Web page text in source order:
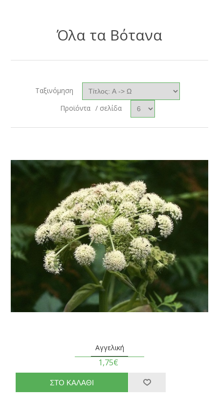
Όλα τα Βότανα
Ταξινόμηση
Προϊόντα / σελίδα
Αγγελική
1,75€